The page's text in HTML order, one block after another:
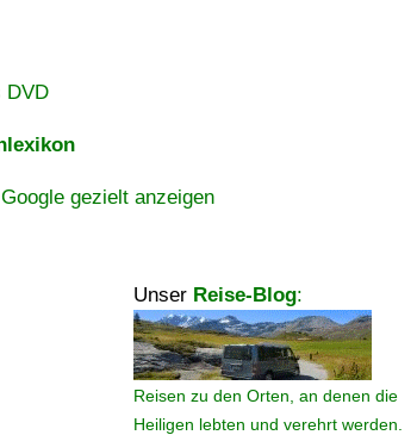
DVD
gezielt anzeigen
Unser Reise-Blog:
Reisen zu den Orten, an denen die
Heiligen lebten und verehrt werden.